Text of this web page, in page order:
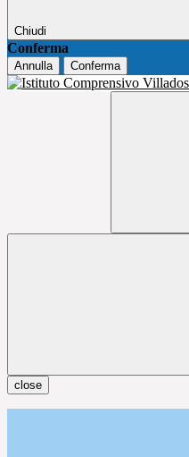
Chiudi
Conferma
Annulla Conferma
close